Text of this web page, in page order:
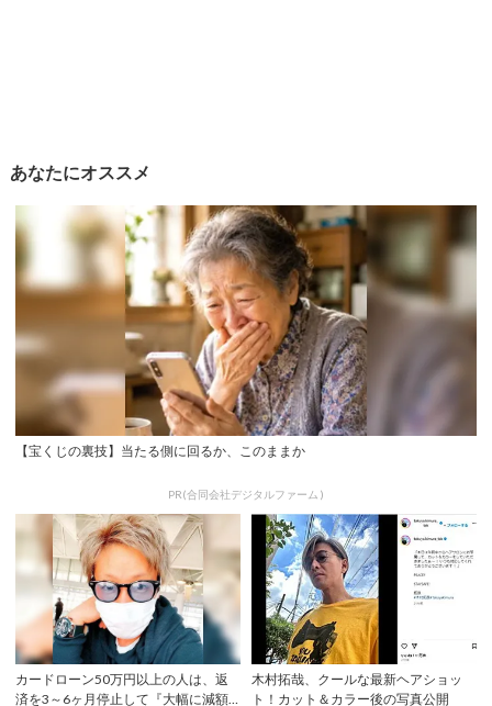
あなたにオススメ
【宝くじの裏技】当たる側に回るか、このままか
PR(合同会社デジタルファーム )
カードローン50万円以上の人は、返
済を3～6ヶ月停止して『大幅に減額
木村拓哉、クールな最新ヘアショッ
ト！カット＆カラー後の写真公開